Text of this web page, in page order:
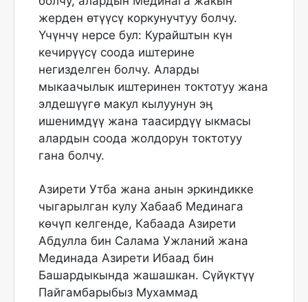
жерден өтүүсү коркунучтуу болчу.
Үчүнчү нерсе бул: Курайштын күн
кечирүүсү соода иштерине
негизделген болчу. Аларды
мыкаачылык иштеринен токтотуу жана
элдешүүгө макул кылуунун эӊ
ишенимдүү жана таасирдүү ыкмасы
алардын соода жолдорун токтотуу
гана болчу.
Азирети Утба жана анын эркиндикке
чыгарылган кулу Хабааб Мединага
көчүп келгенде, Кабаада Азирети
Абдулла бин Салама Ужланий жана
Мединада Азирети Ибаад бин
Башардыкында жашашкан. Сүйүктүү
Пайгамбарыбыз Мухаммад